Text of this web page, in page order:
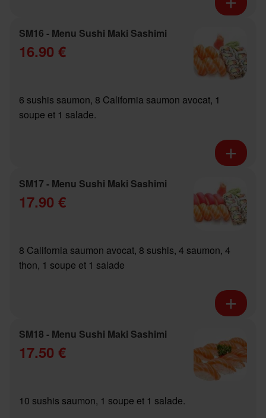
SM16 - Menu Sushi Maki Sashimi
16.90 €
6 sushis saumon, 8 California saumon avocat, 1
soupe et 1 salade.
SM17 - Menu Sushi Maki Sashimi
17.90 €
8 California saumon avocat, 8 sushis, 4 saumon, 4
thon, 1 soupe et 1 salade
SM18 - Menu Sushi Maki Sashimi
17.50 €
10 sushis saumon, 1 soupe et 1 salade.